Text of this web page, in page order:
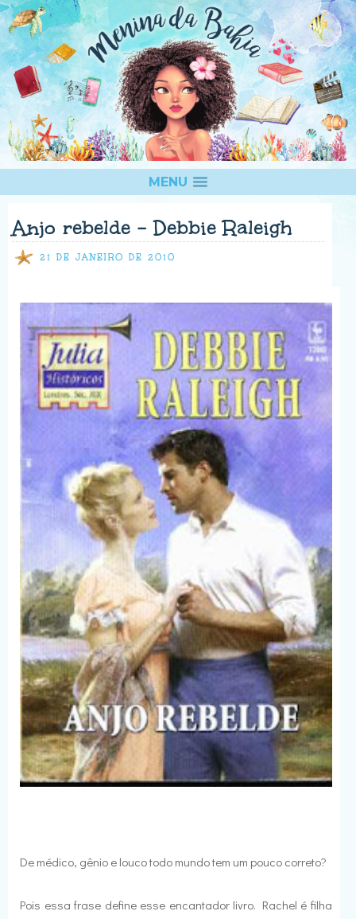
MENU
Anjo rebelde - Debbie Raleigh
21 DE JANEIRO DE 2010
De médico, gênio e louco todo mundo tem um pouco correto?
Pois essa frase define esse encantador livro. Rachel é filha